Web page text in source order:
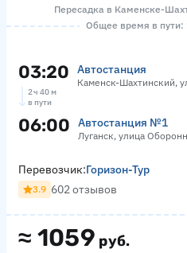
Пересадка в Каменске-
Общее время в пути:
03:20 Автостанция
Каменск-Шахтинский,
2 ч 40 м
в пути
06:00 Автостанция №1
Луганск, улица
≈ 1059 руб.
Перевозчик:Горизон-Тур
3.9 602 отзывов